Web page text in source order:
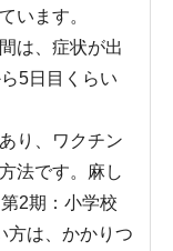
います。
は、症状が出
5日目くらい
り、ワクチン
法です。麻し
2期：小学校
方は、かかりつ